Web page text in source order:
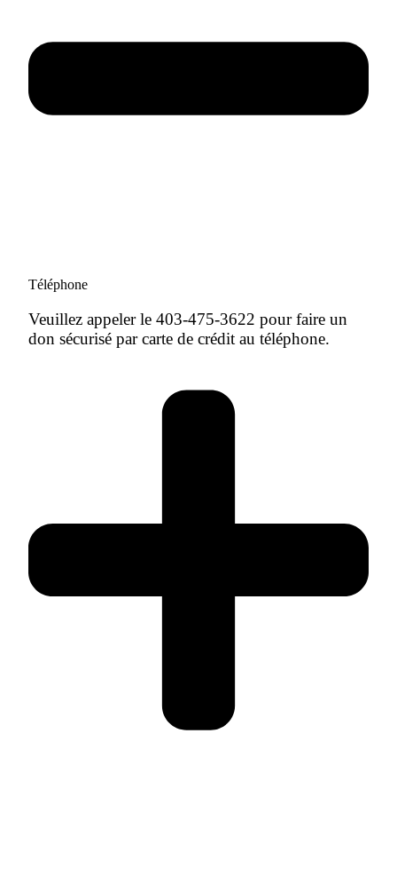
Téléphone
Veuillez appeler le 403-475-3622 pour faire un
don sécurisé par carte de crédit au téléphone.